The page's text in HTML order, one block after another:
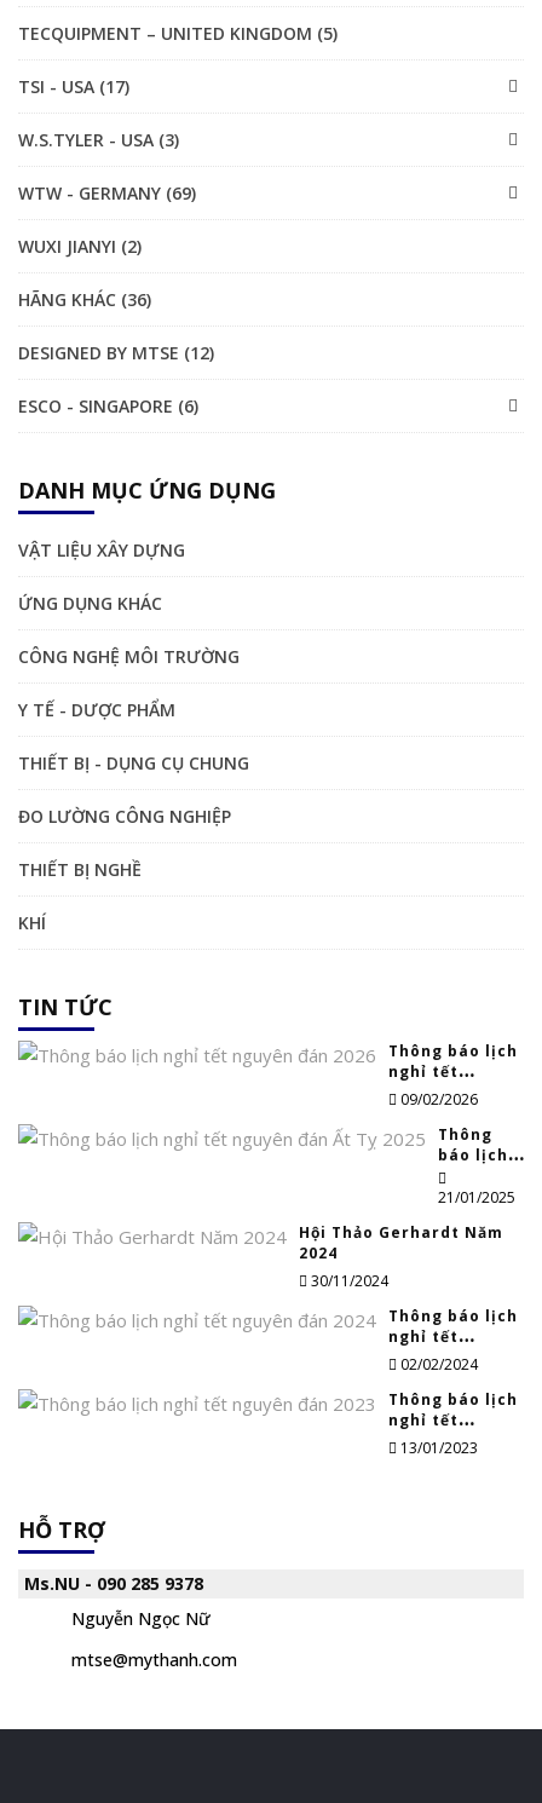
TECQUIPMENT – UNITED KINGDOM (5)
TSI - USA (17)
W.S.TYLER - USA (3)
WTW - GERMANY (69)
WUXI JIANYI (2)
HÃNG KHÁC (36)
DESIGNED BY MTSE (12)
ESCO - SINGAPORE (6)
DANH MỤC ỨNG DỤNG
VẬT LIỆU XÂY DỰNG
ỨNG DỤNG KHÁC
CÔNG NGHỆ MÔI TRƯỜNG
Y TẾ - DƯỢC PHẨM
THIẾT BỊ - DỤNG CỤ CHUNG
ĐO LƯỜNG CÔNG NGHIỆP
THIẾT BỊ NGHỀ
KHÍ
TIN TỨC
Thông báo lịch
nghỉ tết
nguyên đán
09/02/2026
Thông
báo lịch
nghỉ tết
nguyên
2025
21/01/2025
Hội Thảo Gerhardt Năm
2024
30/11/2024
Thông báo lịch
nghỉ tết
nguyên đán
02/02/2024
Thông báo lịch
nghỉ tết
nguyên đán
13/01/2023
HỖ TRỢ
Ms.NU - 090 285 9378
Nguyễn Ngọc Nữ
mtse@mythanh.com